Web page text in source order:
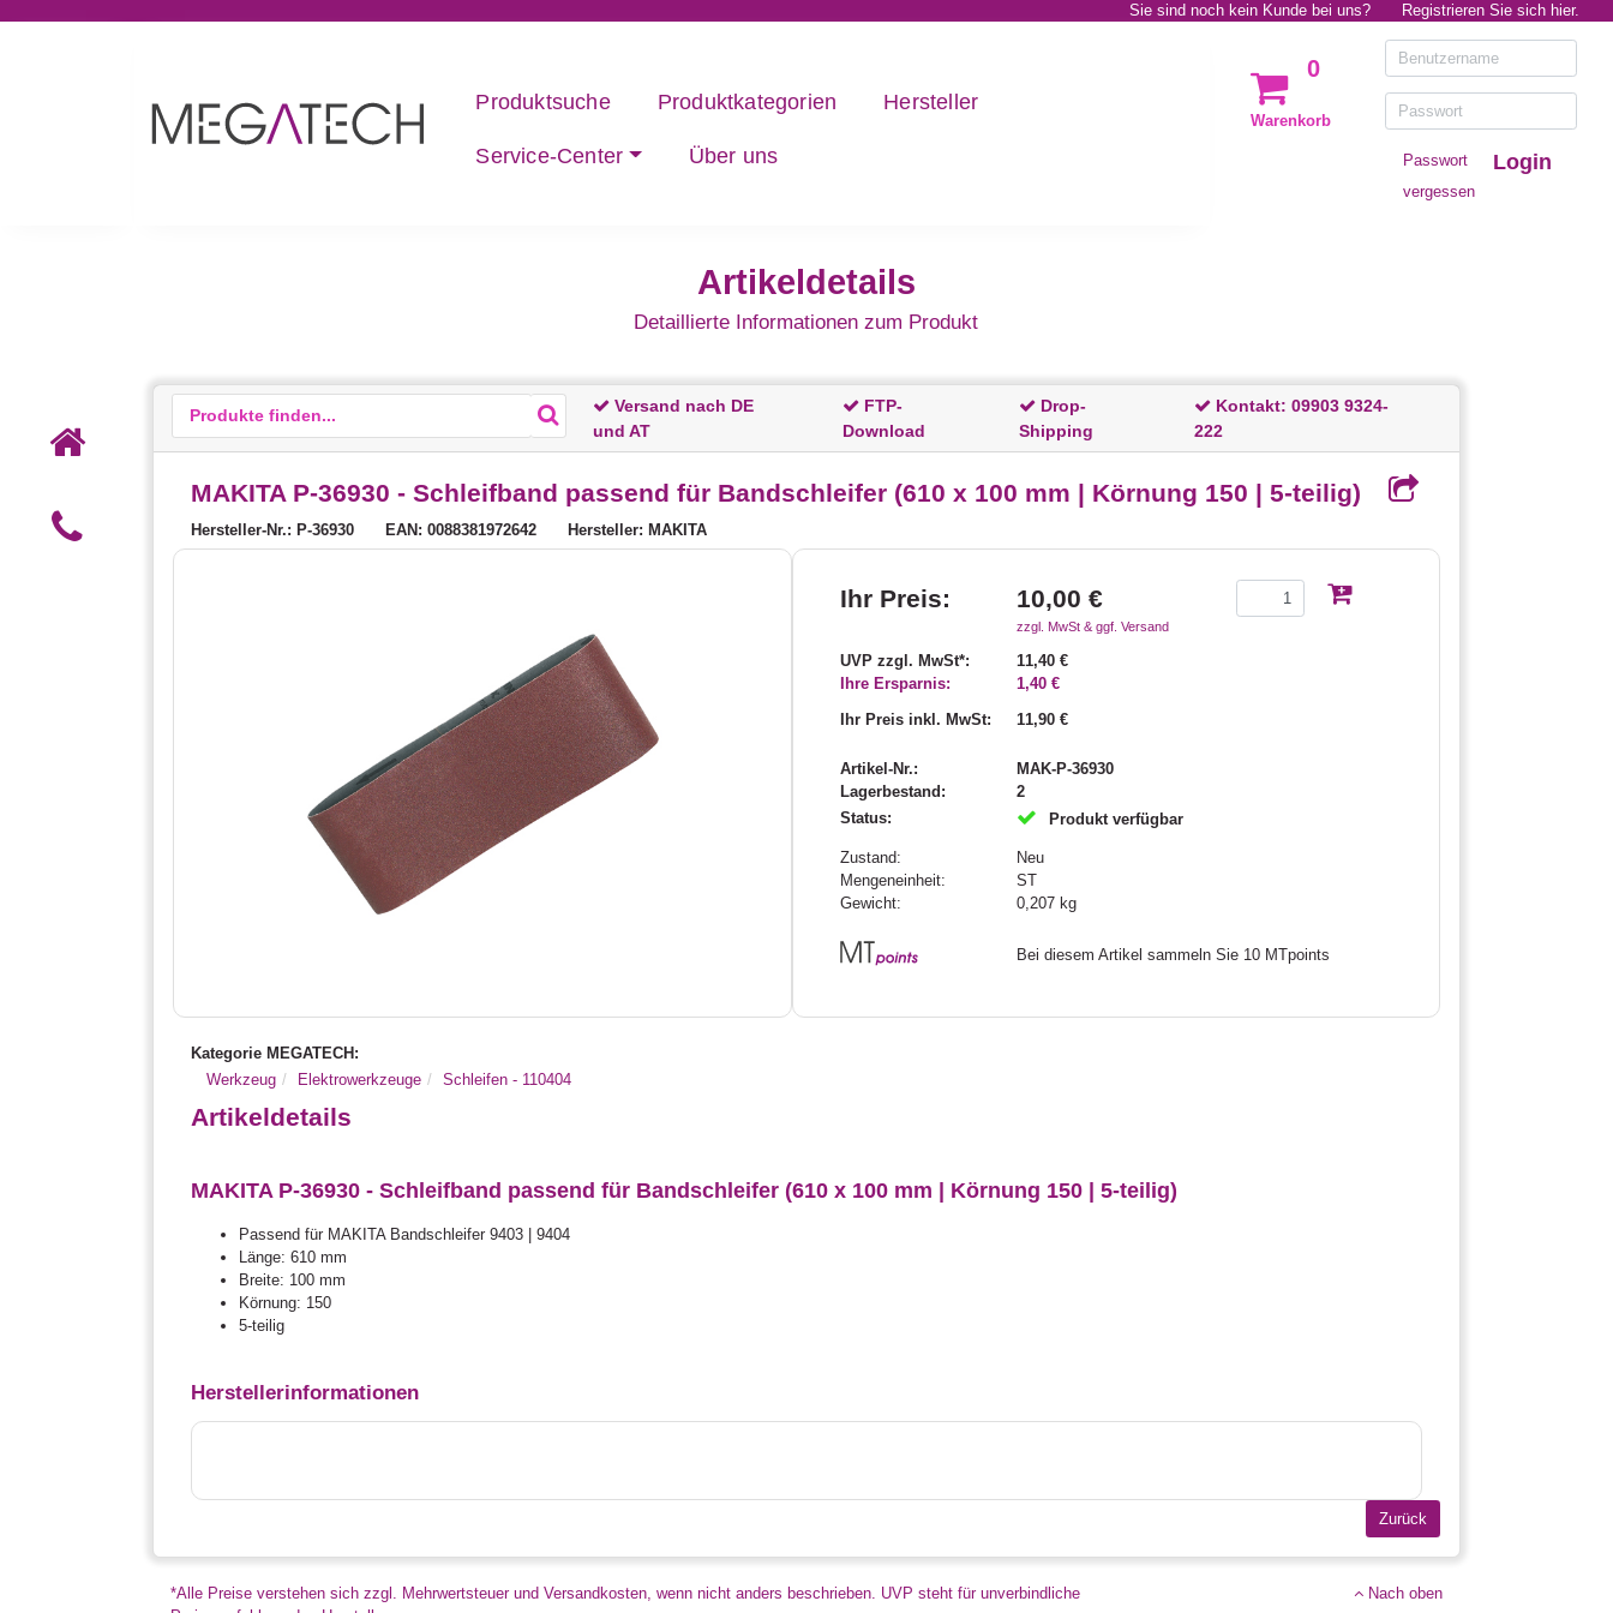
Sie sind noch kein Kunde bei uns? Registrieren Sie sich hier.
Produktsuche Produktkategorien Hersteller
Service-Center Über uns
0
Warenkorb
Passwort
vergessen
Login
Artikeldetails
Detaillierte Informationen zum Produkt
Versand nach DE
und AT
FTP-
Download
Drop-
Shipping
Kontakt:09903 9324-
222
MAKITA P-36930 - Schleifband passend für Bandschleifer (610 x 100 mm | Körnung 150 | 5-teilig)
Hersteller-Nr.: P-36930 EAN: 0088381972642 Hersteller: MAKITA
Ihr Preis: 10,00 €
zzgl. MwSt & ggf. Versand
UVP zzgl. MwSt*:
11,40 €
Ihre Ersparnis:
1,40 €
Ihr Preis inkl. MwSt:
11,90 €
Artikel-Nr.:
MAK-P-36930
Lagerbestand:
2
Status:
Produkt verfügbar
Zustand:
Neu
Mengeneinheit:
ST
Gewicht:
0,207 kg
Bei diesem Artikel sammeln Sie 10 MTpoints
Kategorie MEGATECH:
Werkzeug
Elektrowerkzeuge Schleifen - 110404
Artikeldetails
MAKITA P-36930 - Schleifband passend für Bandschleifer (610 x 100 mm | Körnung 150 | 5-teilig)
Passend für MAKITA Bandschleifer 9403 | 9404
Länge: 610 mm
Breite: 100 mm
Körnung: 150
5-teilig
Herstellerinformationen
*Alle Preise verstehen sich zzgl. Mehrwertsteuer und Versandkosten, wenn nicht anders beschrieben. UVP steht für unverbindliche
Nach oben